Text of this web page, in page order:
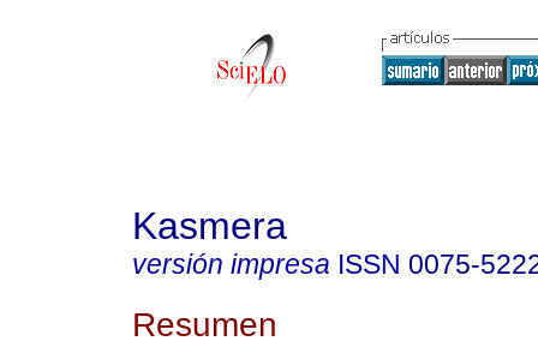
Kasmera
versión impresa ISSN 0075-
Resumen